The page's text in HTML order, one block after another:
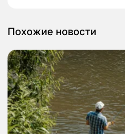
Похожие новости